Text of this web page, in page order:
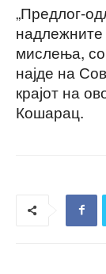
„Предлог-
мислења, со
најде на
крајот на
Кошарац.